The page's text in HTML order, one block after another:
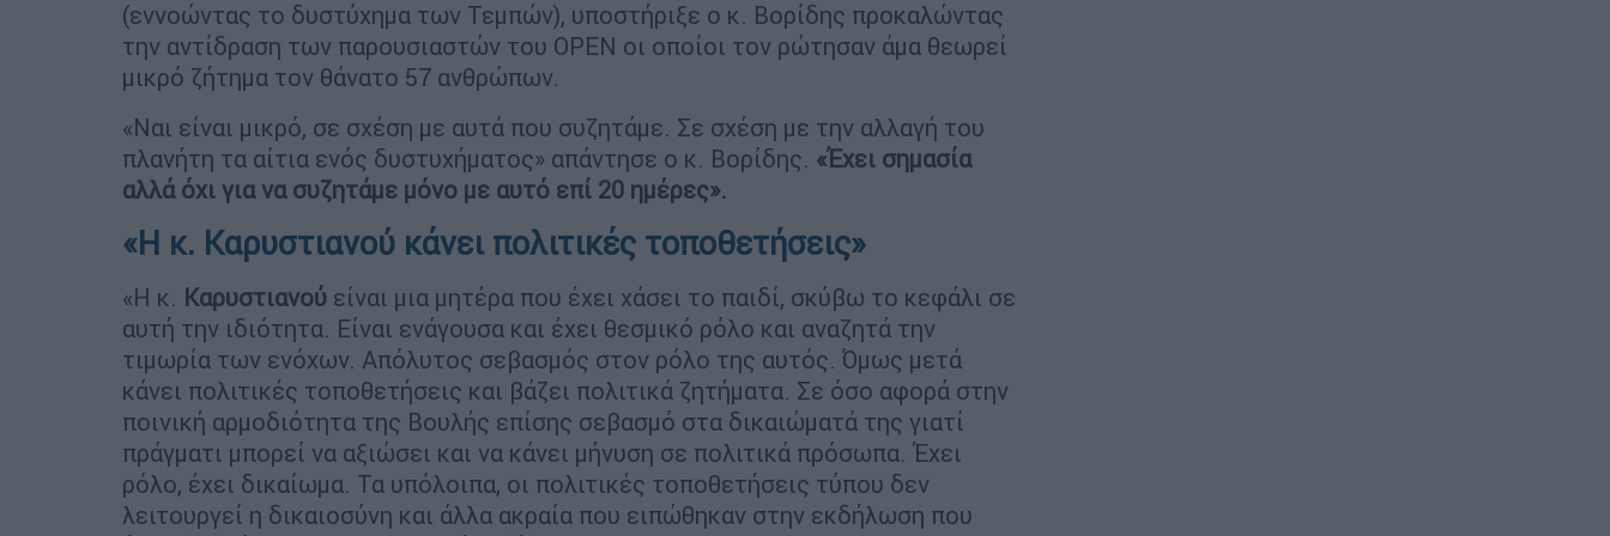
(εννοώντας το δυστύχημα των Τεμπών), υποστήριξε ο κ. Βορίδης προκαλώντας
την αντίδραση των παρουσιαστών του OPEN οι οποίοι τον ρώτησαν άμα θεωρεί
μικρό ζήτημα τον θάνατο 57 ανθρώπων.
«Ναι είναι μικρό, σε σχέση με αυτά που συζητάμε. Σε σχέση με την αλλαγή του
πλανήτη τα αίτια ενός δυστυχήματος» απάντησε ο κ. Βορίδης. «Έχει σημασία
αλλά όχι για να συζητάμε μόνο με αυτό επί 20 ημέρες».
«Η κ. Καρυστιανού κάνει πολιτικές τοποθετήσεις»
«Η κ. Καρυστιανού είναι μια μητέρα που έχει χάσει το παιδί, σκύβω το κεφάλι σε
αυτή την ιδιότητα. Είναι ενάγουσα και έχει θεσμικό ρόλο και αναζητά την
τιμωρία των ενόχων. Απόλυτος σεβασμός στον ρόλο της αυτός. Όμως μετά
κάνει πολιτικές τοποθετήσεις και βάζει πολιτικά ζητήματα. Σε όσο αφορά στην
ποινική αρμοδιότητα της Βουλής επίσης σεβασμό στα δικαιώματά της γιατί
πράγματι μπορεί να αξιώσει και να κάνει μήνυση σε πολιτικά πρόσωπα. Έχει
ρόλο, έχει δικαίωμα. Τα υπόλοιπα, οι πολιτικές τοποθετήσεις τύπου δεν
λειτουργεί η δικαιοσύνη και άλλα ακραία που ειπώθηκαν στην εκδήλωση που